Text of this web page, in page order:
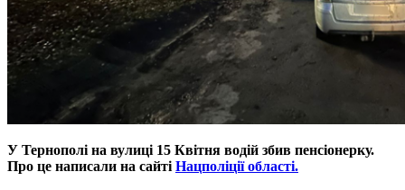
У Тернополі на вулиці 15 Квітня водій збив пенсіонерку.
Про це написали на сайті Нацполіції області.